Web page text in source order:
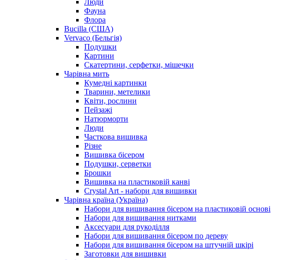
Фауна
Флора
Bucilla (США)
Vervaco (Бельгія)
Подушки
Картини
Скатертини, серфетки, мішечки
Чарiвна мить
Кумедні картинки
Тварини, метелики
Квіти, рослини
Пейзажі
Натюрморти
Люди
Часткова вишивка
Різне
Вишивка бісером
Подушки, серветки
Брошки
Вишивка на пластиковій канві
Crystal Art - набори для вишивки
Чарівна країна (Україна)
Набори для вишивання бісером на пластиковій основі
Набори для вишивання нитками
Аксесуари для рукоділля
Набори для вишивання бісером по дереву
Набори для вишивання бісером на штучній шкірі
Заготовки для вишивки